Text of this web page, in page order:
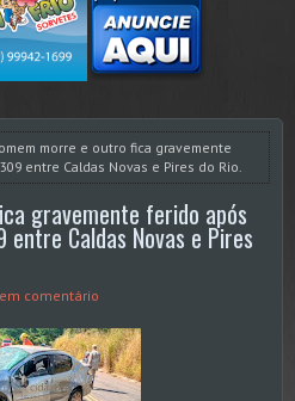
morre e outro fica gravemente
entre Caldas Novas e Pires do Rio.
gravemente ferido após
Caldas Novas e Pires
comentário